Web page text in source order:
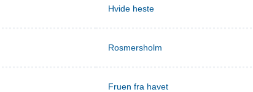
Hvide heste
Rosmersholm
Fruen fra havet